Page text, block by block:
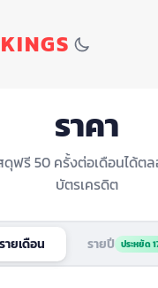
ราคา
ฟรี 50 ครั้งต่อเดือนได้ต
บัตรเครดิต
รายเดือน รายปี ประหยัด